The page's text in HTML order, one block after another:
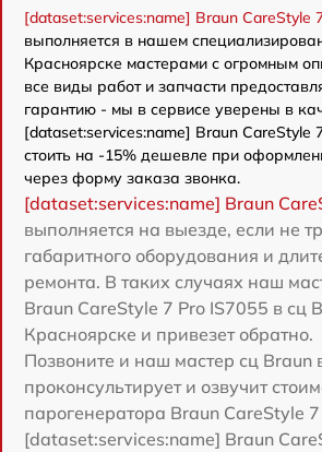
[dataset:services:name] Braun CareStyle
выполняется в нашем
Красноярске мастерами с огромным
все виды работ и запчасти
гарантию - мы в сервисе уверены в
[dataset:services:name] Braun CareStyle
стоить на -15% дешевле при
через форму заказа звонка.
[dataset:services:name] Braun
выполняется на выезде, если не
габаритного оборудования и
ремонта. В таких случаях наш
Braun CareStyle 7 Pro IS7055 в сц
Красноярске и привезет обратно.
Позвоните и наш мастер сц Braun
проконсультирует и озвучит
парогенератора Braun CareStyle
[dataset:services:name] Braun